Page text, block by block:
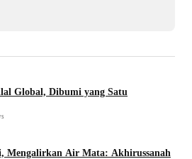
Global, Dibumi yang Satu
Mengalirkan Air Mata: Akhirussanah